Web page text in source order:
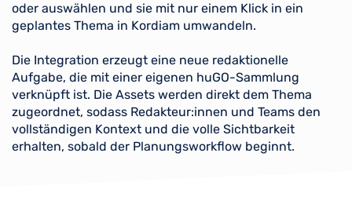
oder auswählen und sie mit nur einem Klick in ein
geplantes Thema in Kordiam umwandeln.
Die Integration erzeugt eine neue redaktionelle
Aufgabe, die mit einer eigenen huGO-Sammlung
verknüpft ist. Die Assets werden direkt dem Thema
zugeordnet, sodass Redakteur:innen und Teams den
vollständigen Kontext und die volle Sichtbarkeit
erhalten, sobald der Planungsworkflow beginnt.